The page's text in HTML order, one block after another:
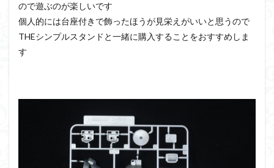
ので遊ぶのが楽しいです
個人的には台座付きで飾ったほうが見栄えがいいと思うので
THEシンプルスタンドと一緒に購入することをおすすめしま
す